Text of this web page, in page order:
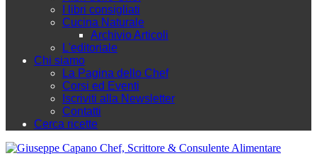
I libri consigliati
Cucina Naturale
Archivio Articoli
L'editoriale
Chi siamo
La Pagina dello Chef
Corsi ed Eventi
Iscriviti alla Newsletter
Contatti
Cerca ricette